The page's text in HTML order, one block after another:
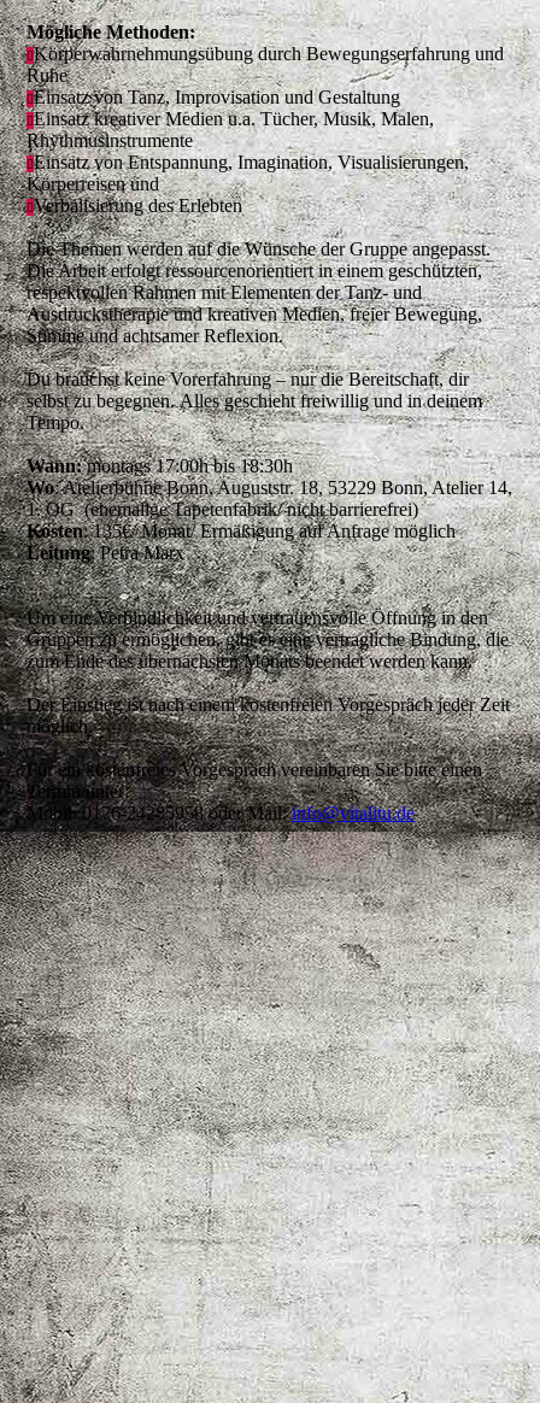
Mögliche Methoden:
Körperwahrnehmungsübung durch Bewegungserfahrung und
Ruhe
Einsatz von Tanz, Improvisation und Gestaltung
Einsatz kreativer Medien u.a. Tücher, Musik, Malen,
Rhythmusinstrumente
Einsatz von Entspannung, Imagination, Visualisierungen,
Körperreisen und
Verbalisierung des Erlebten
Die Themen werden auf die Wünsche der Gruppe angepasst.
Die Arbeit erfolgt ressourcenorientiert in einem geschützten,
respektvollen Rahmen mit Elementen der Tanz- und
Ausdruckstherapie und kreativen Medien, freier Bewegung,
Stimme und achtsamer Reflexion.
Du brauchst keine Vorerfahrung – nur die Bereitschaft, dir
selbst zu begegnen. Alles geschieht freiwillig und in deinem
Tempo.
Wann:montags 17:00h bis 18:30h
Wo: Atelierbühne Bonn, Auguststr. 18, 53229 Bonn, Atelier 14,
1. OG (ehemalige Tapetenfabrik/ nicht barrierefrei)
Kosten: 135€/ Monat/ Ermäßigung auf Anfrage möglich
Leitung: Petra Marx
Um eine Verbindlichkeit und vertrauensvolle Öffnung in den
Gruppen zu ermöglichen, gibt es eine vertragliche Bindung, die
zum Ende des übernächsten Monats beendet werden kann.
Der Einstieg ist nach einem kostenfreien Vorgespräch jeder Zeit
möglich.
Für ein kostenfreies Vorgespräch vereinbaren Sie bitte einen
Termin unter:
Mobil: 0176-24285958 oder Mail:info@vitalitu.de